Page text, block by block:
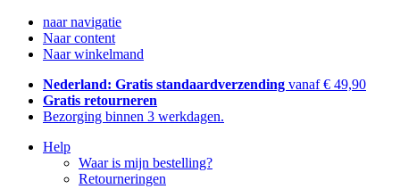
naar navigatie
Naar content
Naar winkelmand
Nederland: Gratis standaardverzending vanaf € 49,90
Gratis retourneren
Bezorging binnen 3 werkdagen.
Help
Waar is mijn bestelling?
Retourneringen